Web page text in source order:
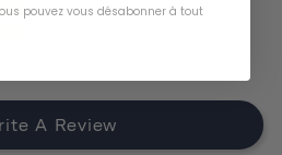
1
A Review
pouvez vous désabonner à tout